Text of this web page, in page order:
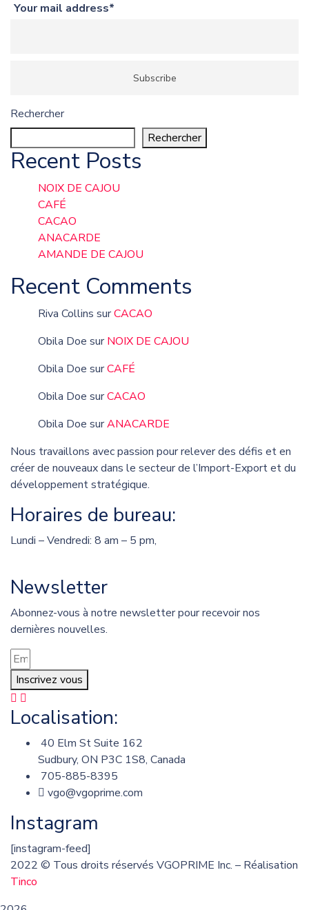
Your mail address*
Rechercher
Rechercher
Recent Posts
NOIX DE CAJOU
CAFÉ
CACAO
ANACARDE
AMANDE DE CAJOU
Recent Comments
Riva Collins surCACAO
Obila Doe surNOIX DE CAJOU
Obila Doe surCAFÉ
Obila Doe surCACAO
Obila Doe surANACARDE
Nous travaillons avec passion pour relever des défis et en
créer de nouveaux dans le secteur de l’Import-Export et du
développement stratégique.
Horaires de bureau:
Lundi – Vendredi: 8 am – 5 pm,
Newsletter
Abonnez-vous à notre newsletter pour recevoir nos
dernières nouvelles.
Inscrivez vous
Localisation:
40 Elm St Suite 162
Sudbury, ON P3C 1S8, Canada
705-885-8395
vgo@vgoprime.com
Instagram
[instagram-feed]
2022 © Tous droits réservés VGOPRIME Inc. – Réalisation
Tinco